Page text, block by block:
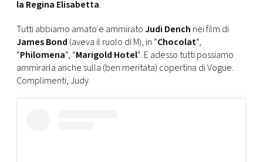
la Regina Elisabetta.
Tutti abbiamo amato e ammiratoJudi Dench nei film di
James Bond (aveva il ruolo di M), in “Chocolat“,
“Philomena“, “Marigold Hotel“. E adesso tutti possiamo
ammirarla anche sulla (ben meritata) copertina di Vogue.
Complimenti, Judy.